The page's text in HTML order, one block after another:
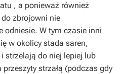
, a ponieważ również
zbrojowni nie
odniesie. W tym czasie inni
w okolicy stada saren,
strzelają do niej lepiej lub
strzałą (podczas gdy